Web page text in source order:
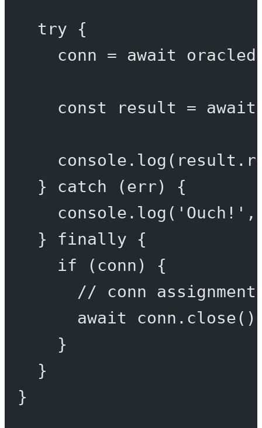
try {
conn = await
const result = await
console. log
} catch (err) {
console. log ( 'Ouch!' ,
} finally {
if (conn) {
// conn
await conn. close
}
}
}